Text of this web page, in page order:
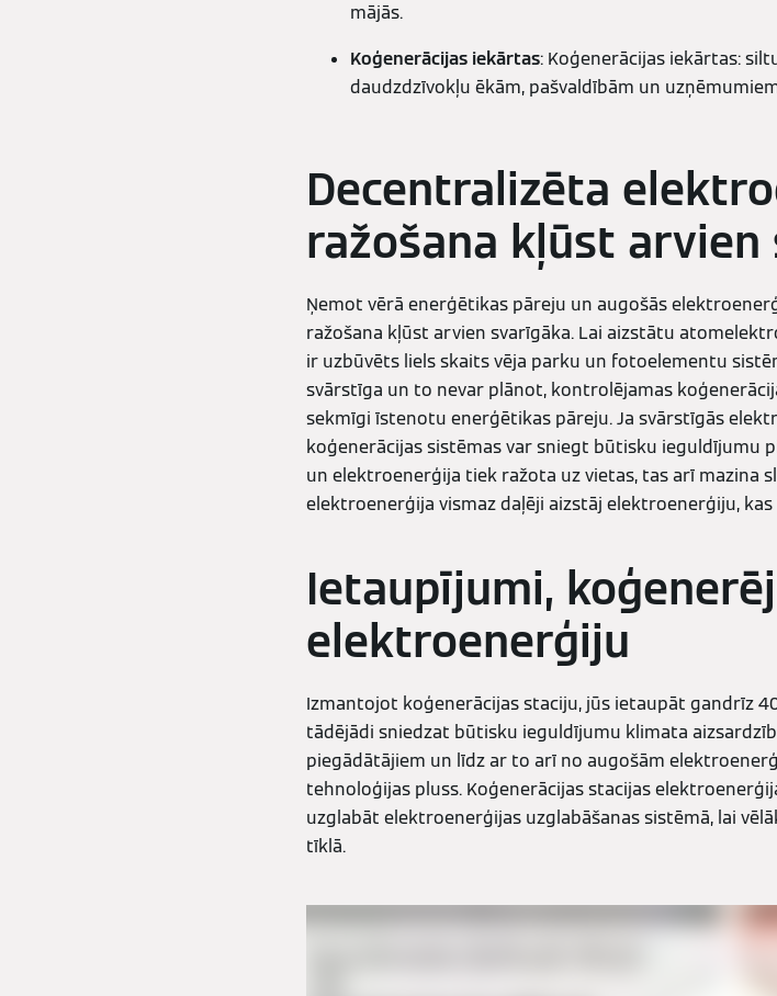
mājās.
Koģenerācijas iekārtas: Koģenerācijas iekārtas:
daudzdzīvokļu ēkām, pašvaldībām un
Decentralizēta
ražošana kļūst arvien
Ņemot vērā enerģētikas pāreju un augošās
ražošana kļūst arvien svarīgāka. Lai aizstātu
ir uzbūvēts liels skaits vēja parku un fotoelementu
svārstīga un to nevar plānot, kontrolējamas
sekmīgi īstenotu enerģētikas pāreju. Ja svārstīgās
koģenerācijas sistēmas var sniegt būtisku ieguldījumu
un elektroenerģija tiek ražota uz vietas, tas arī mazina
elektroenerģija vismaz daļēji aizstāj elektroenerģiju,
Ietaupījumi,
elektroenerģiju
Izmantojot koģenerācijas staciju, jūs ietaupāt gandrīz
tādējādi sniedzat būtisku ieguldījumu klimata
piegādātājiem un līdz ar to arī no augošām
tehnoloģijas pluss. Koģenerācijas stacijas
uzglabāt elektroenerģijas uzglabāšanas sistēmā, lai
tīklā.